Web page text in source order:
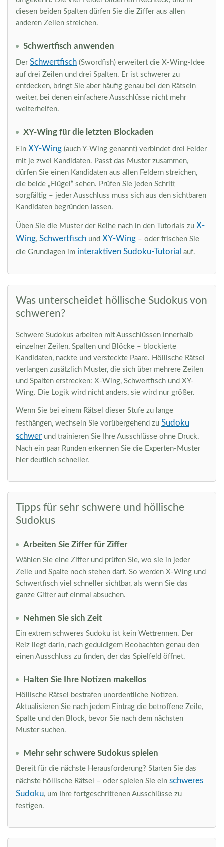
diesen beiden Spalten dürfen Sie die Ziffer aus allen
anderen Zeilen streichen.
Schwertfisch anwenden
Der Schwertfisch (Swordfish) erweitert die X-Wing-Idee
auf drei Zeilen und drei Spalten. Er ist schwerer zu
entdecken, bringt Sie aber häufig genau bei den Rätseln
weiter, bei denen einfachere Ausschlüsse nicht mehr
weiterhelfen.
XY-Wing für die letzten Blockaden
Ein XY-Wing (auch Y-Wing genannt) verbindet drei Felder
mit je zwei Kandidaten. Passt das Muster zusammen,
dürfen Sie einen Kandidaten aus allen Feldern streichen,
die beide „Flügel“ sehen. Prüfen Sie jeden Schritt
sorgfältig – jeder Ausschluss muss sich aus den sichtbaren
Kandidaten begründen lassen.
Üben Sie die Muster der Reihe nach in den Tutorials zu X-
Wing, Schwertfisch und XY-Wing – oder frischen Sie
die Grundlagen im interaktiven Sudoku-Tutorial auf.
Was unterscheidet höllische Sudokus von
schweren?
Schwere Sudokus arbeiten mit Ausschlüssen innerhalb
einzelner Zeilen, Spalten und Blöcke – blockierte
Kandidaten, nackte und versteckte Paare. Höllische Rätsel
verlangen zusätzlich Muster, die sich über mehrere Zeilen
und Spalten erstrecken: X-Wing, Schwertfisch und XY-
Wing. Die Logik wird nicht anders, sie wird nur größer.
Wenn Sie bei einem Rätsel dieser Stufe zu lange
festhängen, wechseln Sie vorübergehend zu Sudoku
schwer und trainieren Sie Ihre Ausschlüsse ohne Druck.
Nach ein paar Runden erkennen Sie die Experten-Muster
hier deutlich schneller.
Tipps für sehr schwere und höllische
Sudokus
Arbeiten Sie Ziffer für Ziffer
Wählen Sie eine Ziffer und prüfen Sie, wo sie in jeder
Zeile und Spalte noch stehen darf. So werden X-Wing und
Schwertfisch viel schneller sichtbar, als wenn Sie das
ganze Gitter auf einmal absuchen.
Nehmen Sie sich Zeit
Ein extrem schweres Sudoku ist kein Wettrennen. Der
Reiz liegt darin, nach geduldigem Beobachten genau den
einen Ausschluss zu finden, der das Spielfeld öffnet.
Halten Sie Ihre Notizen makellos
Höllische Rätsel bestrafen unordentliche Notizen.
Aktualisieren Sie nach jedem Eintrag die betroffene Zeile,
Spalte und den Block, bevor Sie nach dem nächsten
Muster suchen.
Mehr sehr schwere Sudokus spielen
Bereit für die nächste Herausforderung? Starten Sie das
nächste höllische Rätsel – oder spielen Sie ein schweres
Sudoku, um Ihre fortgeschrittenen Ausschlüsse zu
festigen.